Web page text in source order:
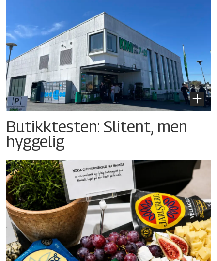
Butikktesten: Slitent, men
hyggelig